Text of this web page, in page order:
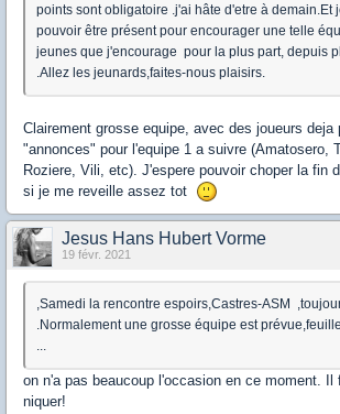
points sont obligatoire .j'ai hâte d'etre à demain.Et
pouvoir être présent pour encourager une telle
jeunes que j'encourage pour la plus part, depuis
.Allez les jeunards,faites-nous plaisirs.
Clairement grosse equipe, avec des joueurs deja
"annonces" pour l'equipe 1 a suivre (Amatosero,
Roziere, Vili, etc). J'espere pouvoir choper la fin
si je me reveille assez tot
Jesus Hans Hubert Vorme
19 févr. 2021
,Samedi la rencontre espoirs,Castres-ASM
.Normalement une grosse équipe est
...
on n'a pas beaucoup l'occasion en ce moment. Il
niquer!